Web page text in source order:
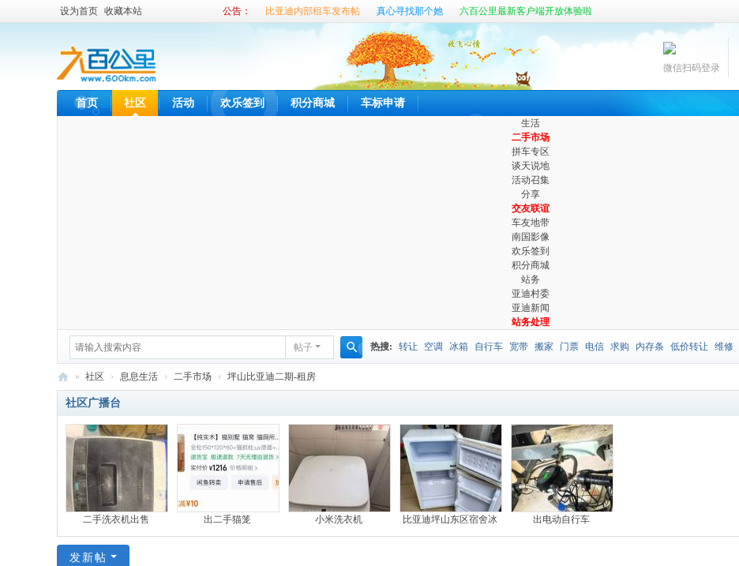
设为首页 收藏本站
微信扫码登录
首页 社区 活动 欢乐签到 积分商城 车标申请
生活
二手市场
拼车专区
谈天说地
活动召集
分享
交友联谊
车友地带
南国影像
欢乐签到
积分商城
站务
亚迪村委
亚迪新闻
站务处理
帖子
索
热搜: 转让 空调 冰箱 自行车 宽带 搬家 门票 电信 求购 内存条 低价转让 维修
六
百
比
亚
» 社区 › 息息生活 › 二手市场 › 坪山比亚迪二期-租房
社区广播台
二手洗衣机出售 出二手猫笼 小米洗衣机 比亚迪坪山东区宿舍冰 出电动自行车
发新帖
公告：
比亚迪内部租车发布帖
真心寻找那个她
六百公里最新客户端开放体验啦
比亚迪戴姆勒公司广东帅哥强势征友
2014比亚迪年代穿越秀活动报名
比亚迪内部租车发布帖
真心寻找那个她 六百公里最新客户端开放体验啦